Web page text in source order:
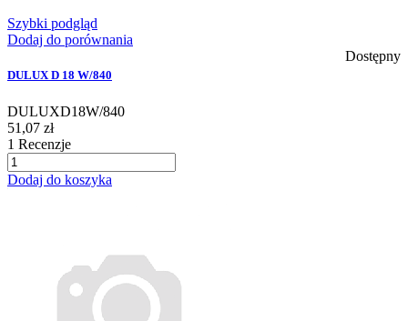
Szybki podgląd
Dodaj do porównania
Dostępny
DULUX D 18 W/840
DULUXD18W/840
51,07 zł
1 Recenzje
Dodaj do koszyka